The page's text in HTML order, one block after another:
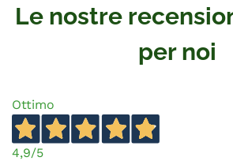
Le nostre
per noi
Ottimo
4,9/5